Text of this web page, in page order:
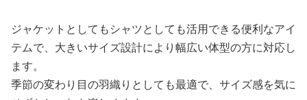
ジャケットとしてもシャツとしても活用できる便利なアイ
テムで、大きいサイズ設計により幅広い体型の方に対応し
ます。
季節の変わり目の羽織りとしても最適で、サイズ感を気に